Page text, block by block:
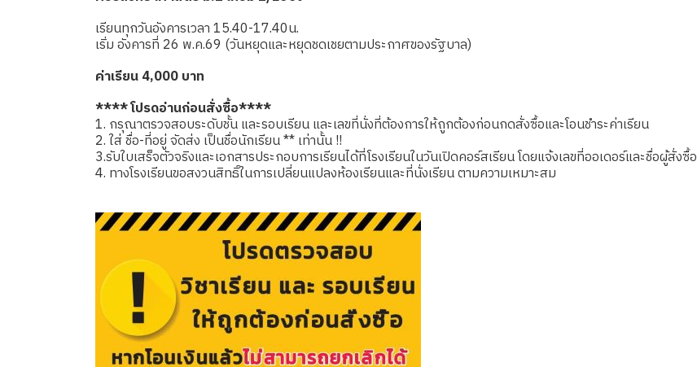
เรียนทุกวันอังคารเวลา 15.40-17.40น.
เริ่ม อังคารที่ 26 พ.ค.69 (วันหยุดและหยุดชดเชยตามประกาศของรัฐบาล)
ค่าเรียน 4,000 บาท
**** โปรดอ่านก่อนสั่งซื้อ****
1. กรุณาตรวจสอบระดับชั้น และรอบเรียน และเลขที่นั่งที่ต้องการให้ถูกต้องก่อนกดสั่งซื้อและโอนชำระค่าเรียน
2. ใส่ ชื่อ-ที่อยู่ จัดส่ง เป็นชื่อนักเรียน ** เท่านั้น !!
3.รับใบเสร็จตัวจริงและเอกสารประกอบการเรียนได้ที่โรงเรียนในวันเปิดคอร์สเรียน โดยแจ้งเลขที่ออเดอร์และชื่อผู้สั่งซื้อ
4. ทางโรงเรียนขอสงวนสิทธิ์ในการเปลี่ยนแปลงห้องเรียนและที่นั่งเรียน ตามความเหมาะสม